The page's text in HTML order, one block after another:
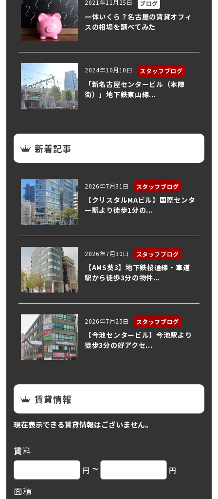
2021年11月25日 ブログ
一体いくら？名古屋の賃貸オフィ
スの相場を調べてみた
2024年10月10日 スタッフブログ
「新名古屋センタービル（本陣
街）」地下鉄東山線...
新着記事
2026年7月31日 スタッフブログ
【クリスタルMAビル】国際センタ
ー駅より徒歩1分の...
2026年7月30日 スタッフブログ
【AMS葵3】地下鉄桜通線・車道
駅から徒歩3分の物件...
2026年7月25日 スタッフブログ
【今池センタービル】今池駅より
徒歩3分の好アクセ...
賃貸情報
現在表示できる賃貸情報はございません。
賃料
円 ~ 円
面積